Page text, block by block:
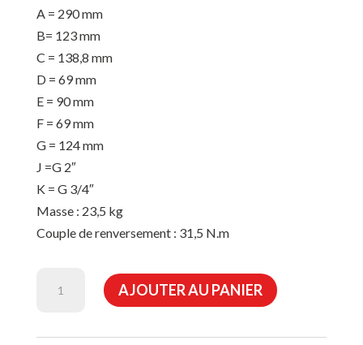
A = 290 mm
B= 123 mm
C = 138,8 mm
D = 69 mm
E = 90 mm
F = 69 mm
G = 124 mm
J =G 2″
K = G 3/4″
Masse : 23,5 kg
Couple de renversement : 31,5 N.m
AJOUTER AU PANIER